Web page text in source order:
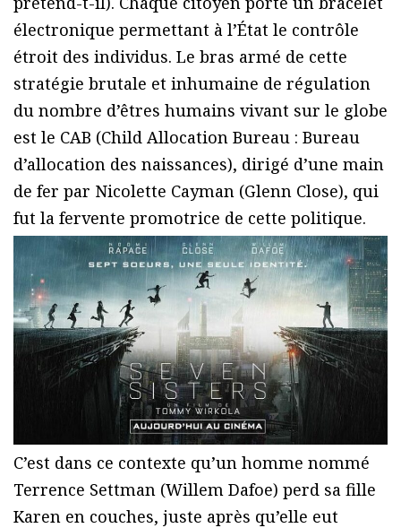
électronique permettant à l’État le contrôle
étroit des individus. Le bras armé de cette
stratégie brutale et inhumaine de régulation
du nombre d’êtres humains vivant sur le globe
est le CAB (Child Allocation Bureau : Bureau
d’allocation des naissances), dirigé d’une main
de fer par Nicolette Cayman (Glenn Close), qui
fut la fervente promotrice de cette politique.
C’est dans ce contexte qu’un homme nommé
Terrence Settman (Willem Dafoe) perd sa fille
Karen en couches, juste après qu’elle eut